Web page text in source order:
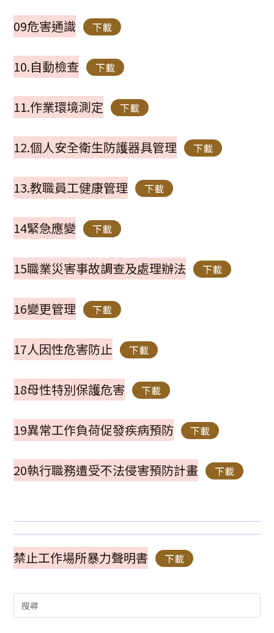
09危害通識 下載
10.自動檢查 下載
11.作業環境測定 下載
12.個人安全衛生防護器具管理 下載
13.教職員工健康管理 下載
14緊急應變 下載
15職業災害事故調查及處理辦法 下載
16變更管理 下載
17人因性危害防止 下載
18母性特別保護危害 下載
19異常工作負荷促發疾病預防 下載
20執行職務遭受不法侵害預防計畫 下載
禁止工作場所暴力聲明書 下載
Search
for: